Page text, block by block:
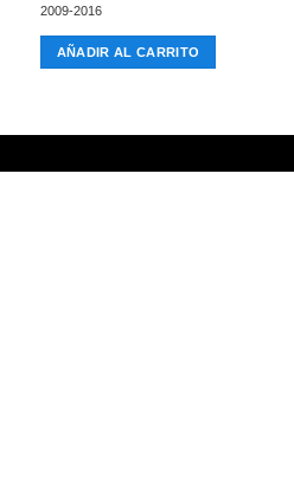
2009-2016
AÑADIR AL CARRITO